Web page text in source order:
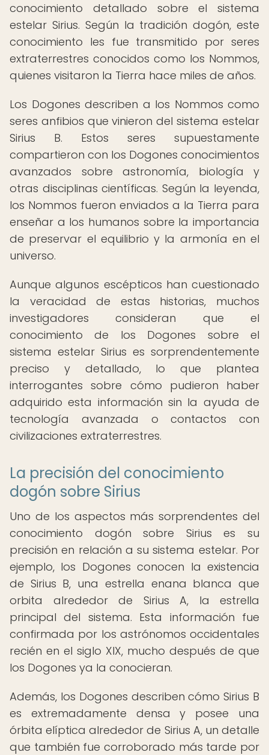
conocimiento detallado sobre el sistema
estelar Sirius. Según la tradición dogón, este
conocimiento les fue transmitido por seres
extraterrestres conocidos como los Nommos,
quienes visitaron la Tierra hace miles de años.
Los Dogones describen a los Nommos como
seres anfibios que vinieron del sistema estelar
Sirius B. Estos seres supuestamente
compartieron con los Dogones conocimientos
avanzados sobre astronomía, biología y
otras disciplinas científicas. Según la leyenda,
los Nommos fueron enviados a la Tierra para
enseñar a los humanos sobre la importancia
de preservar el equilibrio y la armonía en el
universo.
Aunque algunos escépticos han cuestionado
la veracidad de estas historias, muchos
investigadores consideran que el
conocimiento de los Dogones sobre el
sistema estelar Sirius es sorprendentemente
preciso y detallado, lo que plantea
interrogantes sobre cómo pudieron haber
adquirido esta información sin la ayuda de
tecnología avanzada o contactos con
civilizaciones extraterrestres.
La precisión del conocimiento
dogón sobre Sirius
Uno de los aspectos más sorprendentes del
conocimiento dogón sobre Sirius es su
precisión en relación a su sistema estelar. Por
ejemplo, los Dogones conocen la existencia
de Sirius B, una estrella enana blanca que
orbita alrededor de Sirius A, la estrella
principal del sistema. Esta información fue
confirmada por los astrónomos occidentales
recién en el siglo XIX, mucho después de que
los Dogones ya la conocieran.
Además, los Dogones describen cómo Sirius B
es extremadamente densa y posee una
órbita elíptica alrededor de Sirius A, un detalle
que también fue corroborado más tarde por